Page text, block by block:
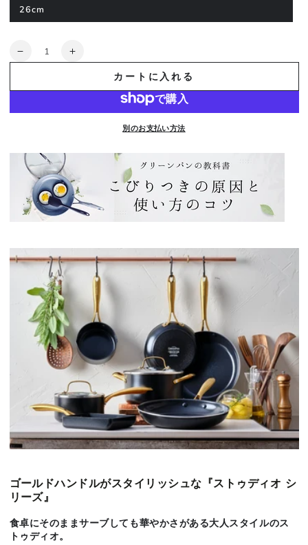
26cm
数
量
約
上
旬
入
荷
ト
ゥ
ィ
26cm
／
ガ
火
の
数
※
約
旬
入
荷
ト
ゥ
フ
ラ
イ
パ
ン
26cm
IH
／
ガ
対
の
カートに入れる
別のお支払い方法
ゴールドハンドルがスタイリッシュな『ストゥディオ シ
リーズ』
食卓にそのままサーブしても華やかさがある大人スタイルのス
トゥディオ。